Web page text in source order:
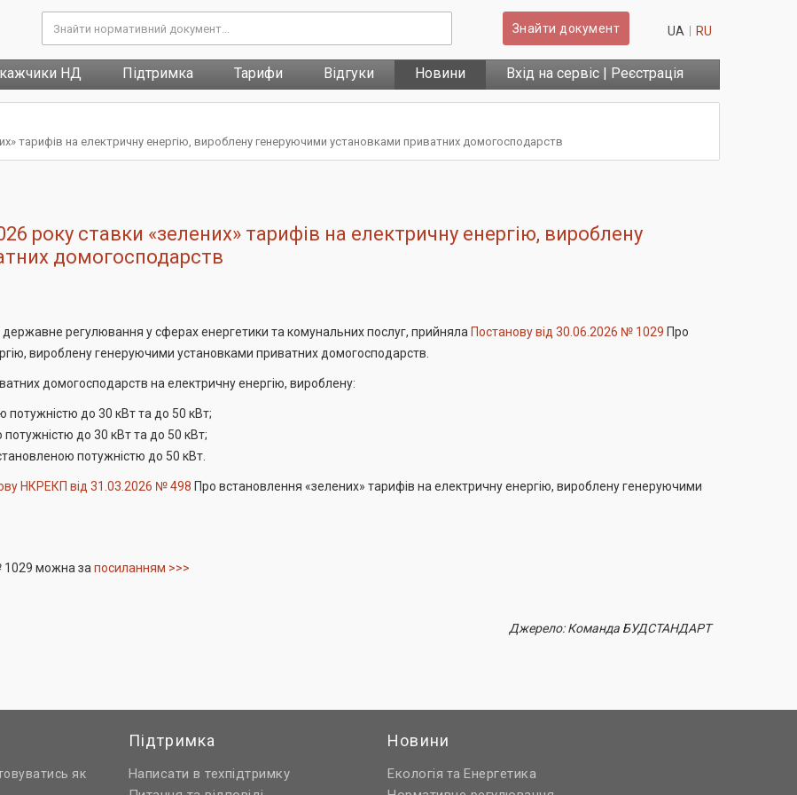
Знайти документ UA RU
НД Підтримка Тарифи Відгуки Новини Вхід на сервіс | Реєстрація
тарифів на електричну енергію, вироблену генеруючими установками приватних домогосподарств
року ставки «зелених» тарифів на електричну енергію, вироблену
домогосподарств
регулювання у сферах енергетики та комунальних послуг, прийняла Постанову від 30.06.2026 № 1029 Про
вироблену генеруючими установками приватних домогосподарств.
домогосподарств на електричну енергію, вироблену:
до 30 кВт та до 50 кВт;
до 30 кВт та до 50 кВт;
потужністю до 50 кВт.
НКРЕКП від 31.03.2026 № 498 Про встановлення «зелених» тарифів на електричну енергію, вироблену генеруючими
1029 можна за посиланням >>>
Джерело: Команда БУДСТАНДАРТ
як
Підтримка
Написати в техпідтримку
Новини
Екологія та Енергетика